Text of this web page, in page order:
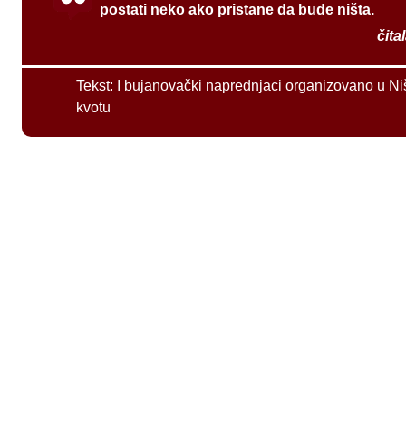
postati neko ako pristane da bude ništa.
Tekst:
I bujanovački naprednjaci organizovano u
kvotu